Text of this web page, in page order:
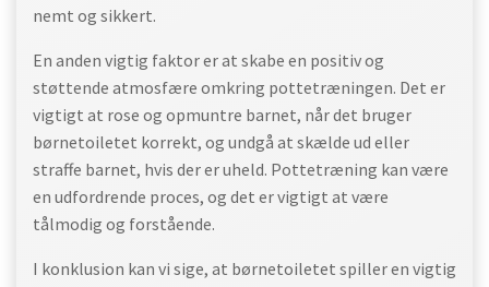
nemt og sikkert.
En anden vigtig faktor er at skabe en positiv og
støttende atmosfære omkring pottetræningen. Det er
vigtigt at rose og opmuntre barnet, når det bruger
børnetoiletet korrekt, og undgå at skælde ud eller
straffe barnet, hvis der er uheld. Pottetræning kan være
en udfordrende proces, og det er vigtigt at være
tålmodig og forstående.
I konklusion kan vi sige, at børnetoiletet spiller en vigtig